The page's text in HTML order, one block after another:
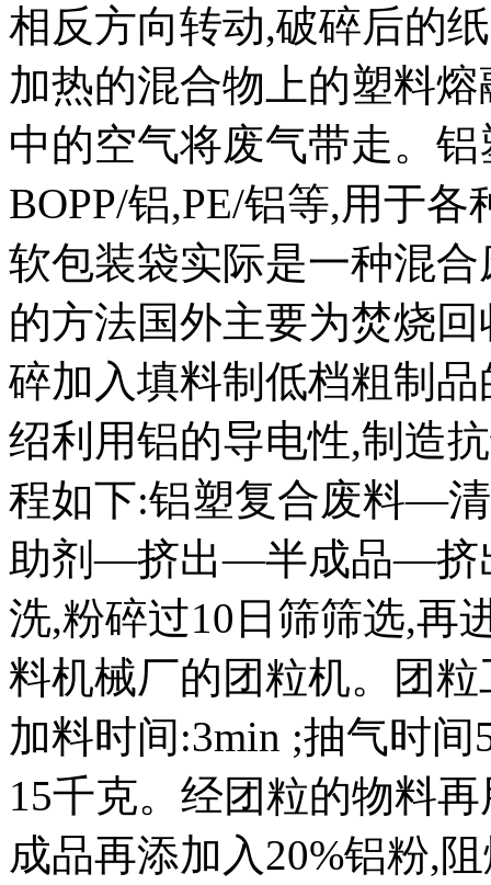
相反方向转动,破碎后的
加热的混合物上的塑料
中的空气将废气带走。
BOPP/铝,PE/铝等,用于
软包装袋实际是一种混
的方法国外主要为焚烧
碎加入填料制低档粗制
绍利用铝的导电性,制造
程如下:铝塑复合废料—
助剂—挤出—半成品—挤
洗,粉碎过10日筛筛选,再
料机械厂的团粒机。团
加料时间:3min ;抽气时
15千克。经团粒的物料
成品再添加入20%铝粉,